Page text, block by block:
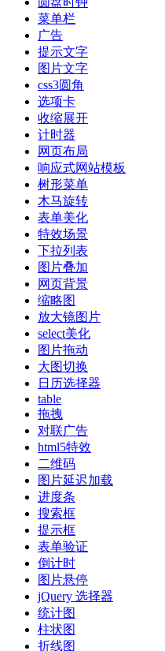
菜单栏
广告
提示文字
图片文字
css3圆角
选项卡
收缩展开
计时器
网页布局
响应式网站模板
树形菜单
木马旋转
表单美化
特效场景
下拉列表
图片叠加
网页背景
缩略图
放大镜图片
select美化
图片拖动
大图切换
日历选择器
table
拖拽
对联广告
html5特效
二维码
图片延迟加载
进度条
搜索框
提示框
表单验证
倒计时
图片悬停
jQuery 选择器
统计图
柱状图
折线图